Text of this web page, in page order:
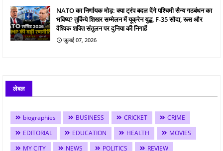
NATO का निर्णायक मोड़: क्या ट्रंप बदल देंगे पश्चिमी सैन्य गठबंधन का
भविष्य? तुर्किये शिखर सम्मेलन में यूक्रेन युद्ध, F-35 सौदा, रूस और
वैश्विक शक्ति संतुलन पर दुनिया की निगाहें
जुलाई 07, 2026
लेबल
biographies BUSINESS CRICKET
CRIME
EDITORIAL
EDUCATION HEALTH
MOVIES
MY CITY
NEWS POLITICS
REVIEW